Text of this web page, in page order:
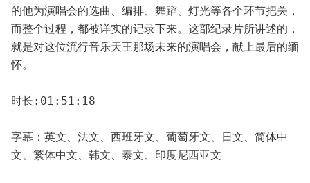
的他为演唱会的选曲、编排、舞蹈、灯光等各个环节把关，
而整个过程，都被详实的记录下来。这部纪录片所讲述的，
就是对这位流行音乐天王那场未来的演唱会，献上最后的缅
怀。
时长:01:51:18
字幕：英文、法文、西班牙文、葡萄牙文、日文、简体中
文、繁体中文、韩文、泰文、印度尼西亚文